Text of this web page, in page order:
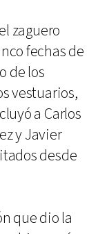
zaguero
fechas de
de los
vestuarios,
a Carlos
y Javier
desde
que dio la